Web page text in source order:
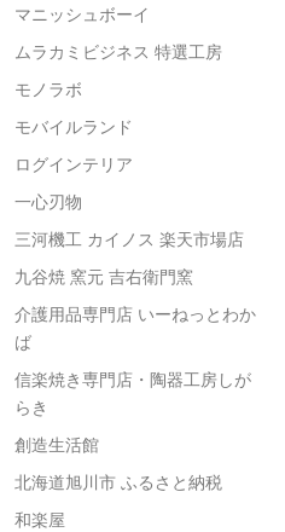
マニッシュボーイ
ムラカミビジネス 特選工房
モノラボ
モバイルランド
ログインテリア
一心刃物
三河機工 カイノス 楽天市場店
九谷焼 窯元 吉右衛門窯
介護用品専門店 いーねっとわか
ば
信楽焼き専門店・陶器工房しが
らき
創造生活館
北海道旭川市 ふるさと納税
和楽屋